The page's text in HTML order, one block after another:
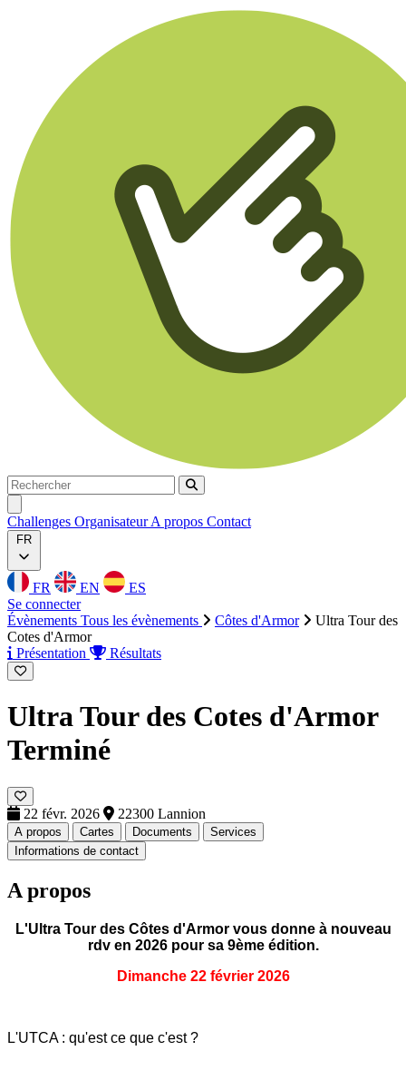
Rechercher
Rechercher
Challenges OrganisateurA propos Contact
FR
FR EN
ES
Se connecter
Évènements Tous les évènements Côtes d'Armor
Ultra Tour des
Cotes d'Armor
Présentation
Résultats
Ultra Tour des Cotes d'Armor
Terminé
22 févr. 2026 22300 Lannion
A propos Cartes Documents
Services
Informations de contact
A propos
L'Ultra Tour des Côtes d'Armor vous donne à nouveau
rdv en 2026 pour sa 9ème édition.
Dimanche 22 février 2026
L'UTCA : qu'est ce que c'est ?